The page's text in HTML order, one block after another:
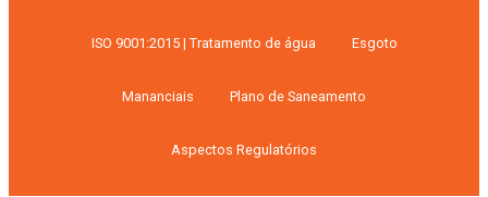
ISO 9001:2015 | Tratamento de água Esgoto
Mananciais Plano de Saneamento
Aspectos Regulatórios